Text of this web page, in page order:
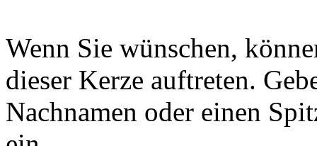
Wenn Sie wünschen,
dieser Kerze auftreten.
Nachnamen oder einen